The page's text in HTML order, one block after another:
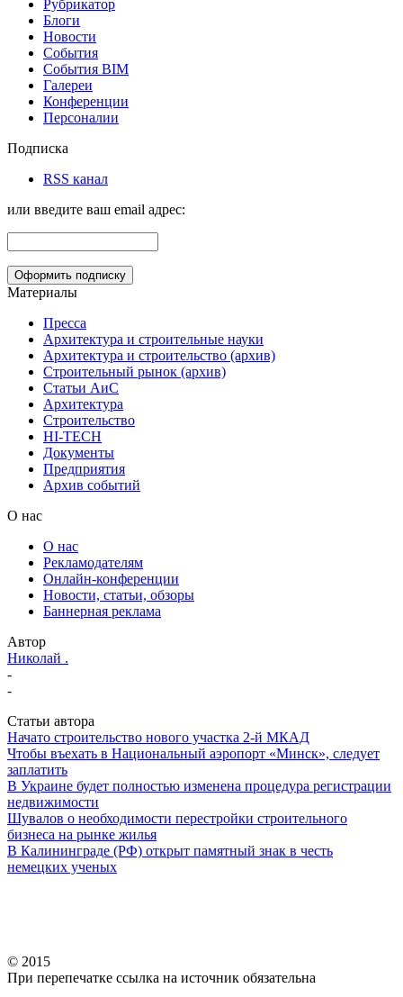
Рубрикатор
Блоги
Новости
События
События BIM
Галереи
Конференции
Персоналии
Подписка
RSS канал
или введите ваш email адрес:
Материалы
Пресса
Архитектура и строительные науки
Архитектура и строительство (архив)
Строительный рынок (архив)
Статьи АиС
Архитектура
Строительство
HI-TECH
Документы
Предприятия
Архив событий
О нас
О нас
Рекламодателям
Онлайн-конференции
Новости, статьи, обзоры
Баннерная реклама
Автор
Николай .
-
-
Статьи автора
Начато строительство нового участка 2-й МКАД
Чтобы въехать в Национальный аэропорт «Минск», следует
заплатить
В Украине будет полностью изменена процедура регистрации
недвижимости
Шувалов о необходимости перестройки строительного
бизнеса на рынке жилья
В Калининграде (РФ) открыт памятный знак в честь
немецких ученых
© 2015
При перепечатке ссылка на источник обязательна